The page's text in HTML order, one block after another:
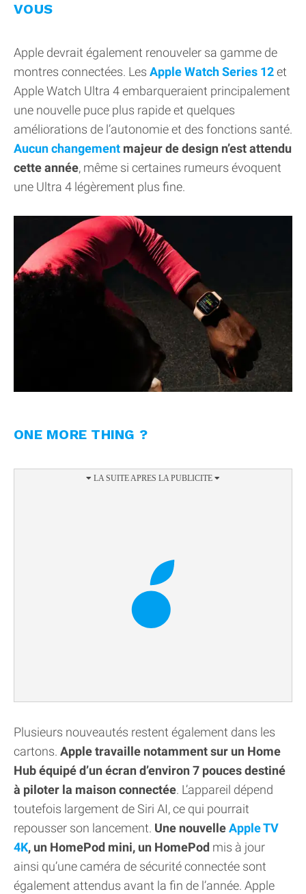
VOUS
Apple devrait également renouveler sa gamme de
montres connectées. Les Apple Watch Series 12et
Apple Watch Ultra 4 embarqueraient principalement
une nouvelle puce plus rapide et quelques
améliorations de l’autonomie et des fonctions santé.
Aucun changement majeur de design n’est attendu
cette année, même si certaines rumeurs évoquent
une Ultra 4 légèrement plus fine.
ONE MORE THING ?
Plusieurs nouveautés restent également dans les
cartons. Apple travaille notamment sur un Home
Hub équipé d’un écran d’environ 7 pouces destiné
à piloter la maison connectée. L’appareil dépend
toutefois largement de Siri AI, ce qui pourrait
repousser son lancement. Une nouvelleApple TV
4K, un HomePod mini, un HomePod mis à jour
ainsi qu’une caméra de sécurité connectée sont
également attendus avant la fin de l’année. Apple